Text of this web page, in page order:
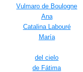
Vulmaro de Boulogne
Ana
Catalina Labouré
María
del cielo
de Fátima